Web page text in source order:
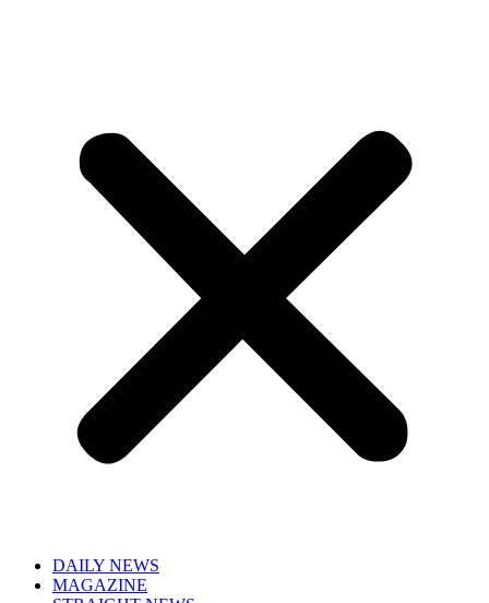
DAILY NEWS
MAGAZINE